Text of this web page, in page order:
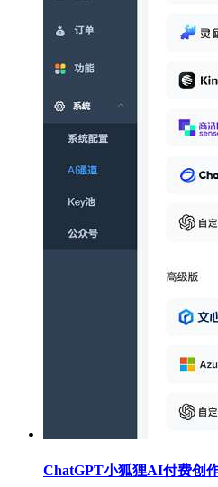
ChatGPT小狐狸AI付费创